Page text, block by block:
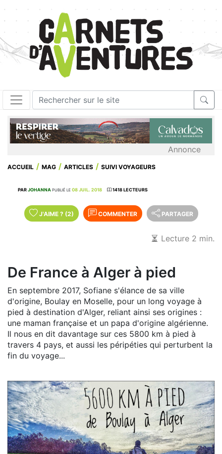
Annonce
ACCUEIL MAG ARTICLES SUIVI VOYAGEURS
PARJOHANNA PUBLIÉ LE 08 JUIL. 2018 1418 LECTEURS
J'AIME ? (2) COMMENTER PARTAGER
Lecture 2 min.
De France à Alger à pied
En septembre 2017, Sofiane s'élance de sa ville
d'origine, Boulay en Moselle, pour un long voyage à
pied à destination d'Alger, reliant ainsi ses origines :
une maman française et un papa d'origine algérienne.
Il nous en dit davantage sur ces 5800 km à pied à
travers 4 pays, et aussi les péripéties qui perturbent la
fin du voyage...